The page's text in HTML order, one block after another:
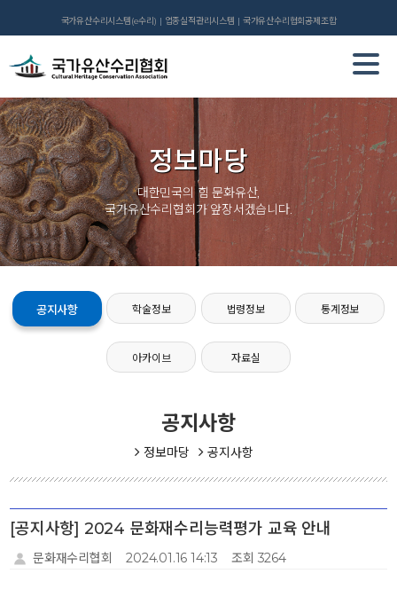
국가유산수리시스템(e수리) 업종실적관리시스템 국가유산수리협회공제조합
정보마당
대한민국의 힘 문화유산,
국가유산수리협회가 앞장서겠습니다.
공지사항 학술정보 법령정보 통계정보
아카이브 자료실
공지사항
정보마당 공지사항
[공지사항] 2024 문화재수리능력평가 교육 안내
문화재수리협회 2024.01.16 14:13 조회 3264